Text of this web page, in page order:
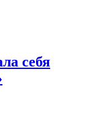
себя